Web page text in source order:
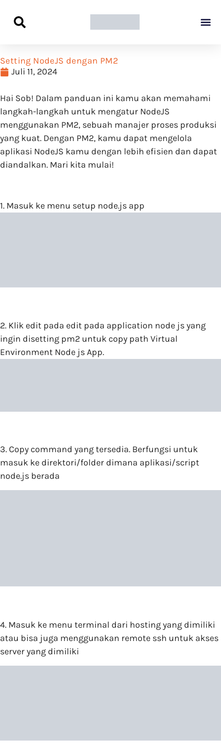
Setting NodeJS dengan PM2
Juli 11, 2024
Hai Sob! Dalam panduan ini kamu akan memahami
langkah-langkah untuk mengatur NodeJS
menggunakan PM2, sebuah manajer proses produksi
yang kuat. Dengan PM2, kamu dapat mengelola
aplikasi NodeJS kamu dengan lebih efisien dan dapat
diandalkan. Mari kita mulai!
1. Masuk ke menu setup node.js app
2. Klik edit pada edit pada application node js yang
ingin disetting pm2 untuk copy path Virtual
Environment Node js App.
3. Copy command yang tersedia. Berfungsi untuk
masuk ke direktori/folder dimana aplikasi/script
node.js berada
4. Masuk ke menu terminal dari hosting yang dimiliki
atau bisa juga menggunakan remote ssh untuk akses
server yang dimiliki